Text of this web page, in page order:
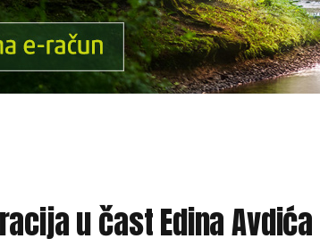
u čast Edina Avdića